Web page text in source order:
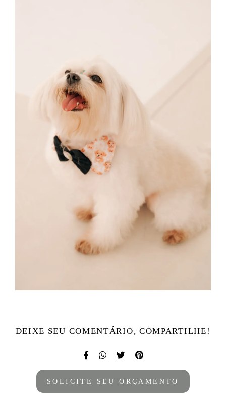
DEIXE SEU COMENTÁRIO, COMPARTILHE!
SOLICITE SEU ORÇAMENTO